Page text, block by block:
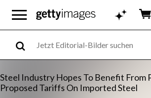
Steel Industry Hopes To Benefit From
Proposed Tariffs On Imported Steel